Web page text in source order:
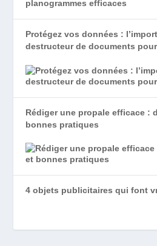
Protégez vos données :
destructeur de documents
Rédiger une propale efficace :
bonnes pratiques
4 objets publicitaires qui font